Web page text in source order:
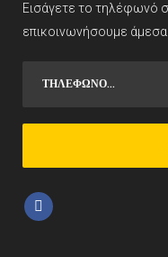
Εισάγετε το τηλέφωνό
επικοινωνήσουμε άμεσα